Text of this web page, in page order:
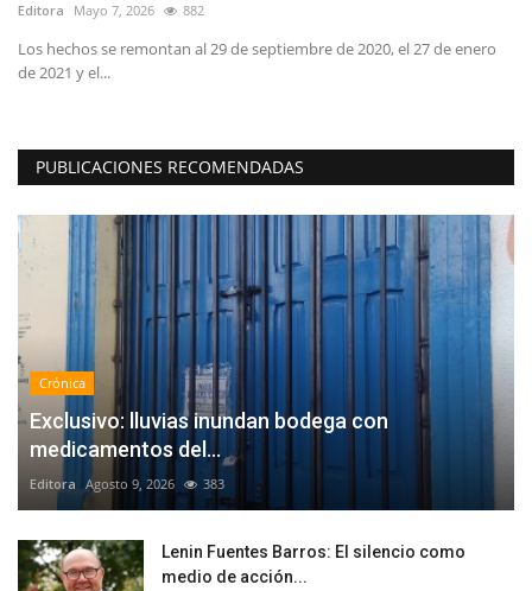
Editora Mayo 7, 2026 882
Los hechos se remontan al 29 de septiembre de 2020, el 27 de enero
de 2021 y el...
PUBLICACIONES RECOMENDADAS
Crónica
Exclusivo: lluvias inundan bodega con
medicamentos del...
Editora Agosto 9, 2026 383
Lenin Fuentes Barros: El silencio como
medio de acción...